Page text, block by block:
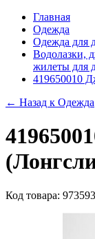
Главная
Одежда
Одежда для
Водолазки,
жилеты для
419650010
← Назад к Одежда
Код товара: 973593